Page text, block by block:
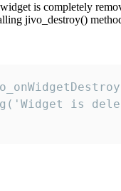
is completely
jivo_destroy()
is